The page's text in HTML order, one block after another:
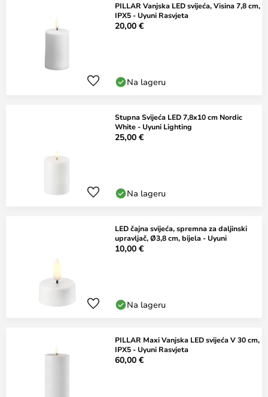
PILLAR Vanjska LED svijeća, Visina 7,8 cm,
IPX5 - Uyuni Rasvjeta
20,00 €
Na lageru
Stupna Svijeća LED 7,8x10 cm Nordic
White - Uyuni Lighting
25,00 €
Na lageru
LED čajna svijeća, spremna za daljinski
upravljač, Ø3,8 cm, bijela - Uyuni
10,00 €
Na lageru
PILLAR Maxi Vanjska LED svijeća V 30 cm,
IPX5 - Uyuni Rasvjeta
60,00 €